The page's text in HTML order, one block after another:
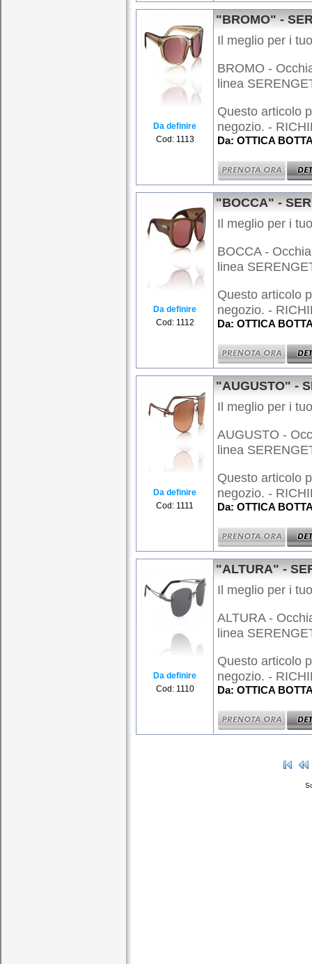
Da definire
Cod: 1113
"BROMO" -
Il meglio per i
BROMO -
linea
Questo articolo
negozio. -
Da: OTTICA
Da definire
Cod: 1112
"BOCCA" -
Il meglio per i
BOCCA -
linea
Questo articolo
negozio. -
Da: OTTICA
Da definire
Cod: 1111
"AUGUSTO" -
Il meglio per i
AUGUSTO -
linea
Questo articolo
negozio. -
Da: OTTICA
Da definire
Cod: 1110
"ALTURA" -
Il meglio per i
ALTURA -
linea
Questo articolo
negozio. -
Da: OTTICA